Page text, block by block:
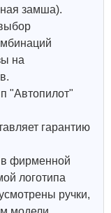
замша).
на
"Автопилот"
гарантию
фирменной
логотипа
ручки,